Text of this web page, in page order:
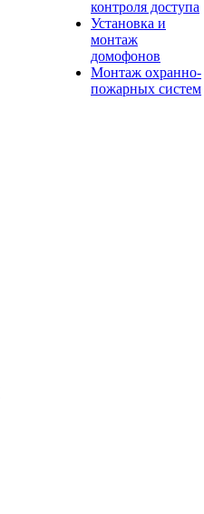
контроля доступа
Установка и
монтаж
домофонов
Монтаж охранно-
пожарных систем